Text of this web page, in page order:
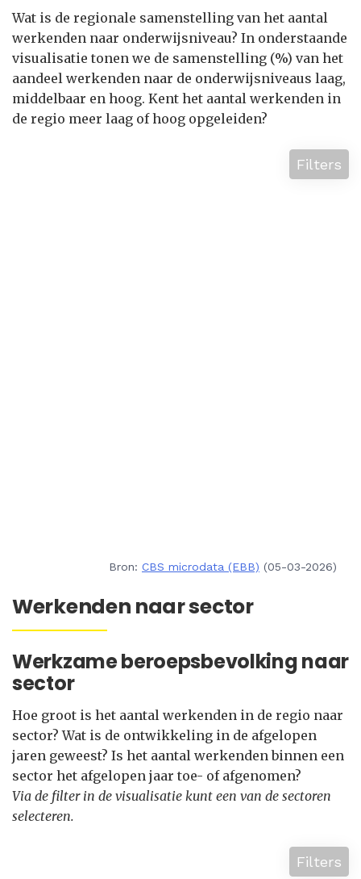
Wat is de regionale samenstelling van het aantal
werkenden naar onderwijsniveau? In onderstaande
visualisatie tonen we de samenstelling (%) van het
aandeel werkenden naar de onderwijsniveaus laag,
middelbaar en hoog. Kent het aantal werkenden in
de regio meer laag of hoog opgeleiden?
Filters
Bron: CBS microdata (EBB) (05-03-2026)
Werkenden naar sector
Werkzame beroepsbevolking naar
sector
Hoe groot is het aantal werkenden in de regio naar
sector? Wat is de ontwikkeling in de afgelopen
jaren geweest? Is het aantal werkenden binnen een
sector het afgelopen jaar toe- of afgenomen?
Via de filter in de visualisatie kunt een van de sectoren
selecteren.
Filters